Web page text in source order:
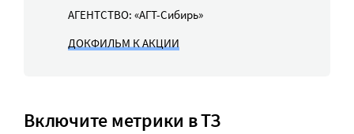
АГЕНТСТВО: «АГТ-Сибирь»
ДОКФИЛЬМ К АКЦИИ
Включите метрики в ТЗ